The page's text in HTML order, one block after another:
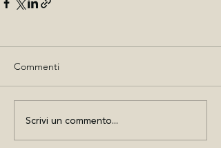
Commenti
Scrivi un commento...